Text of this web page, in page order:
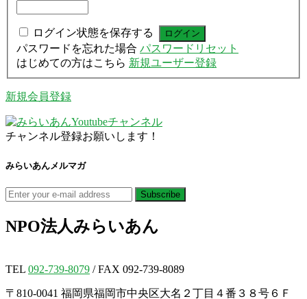
ログイン状態を保存する
パスワードを忘れた場合 パスワードリセット
はじめての方はこちら 新規ユーザー登録
新規会員登録
チャンネル登録お願いします！
みらいあんメルマガ
NPO法人みらいあん
TEL 092-739-8079 / FAX 092-739-8089
〒810-0041 福岡県福岡市中央区大名２丁目４番３８号６Ｆ